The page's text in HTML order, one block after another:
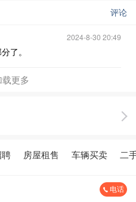
评论
2024-8-30 20:49
了。
载更多
房屋租售 车辆买卖 二
电话